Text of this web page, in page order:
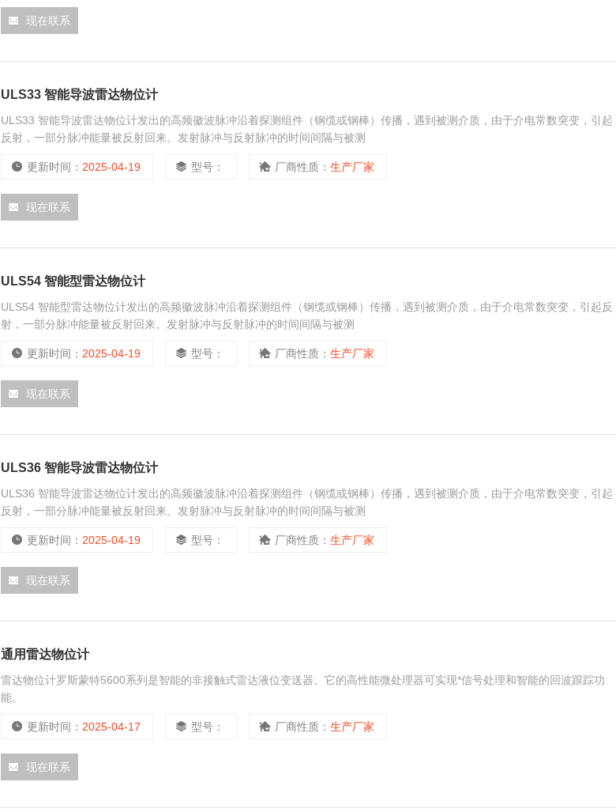
现在联系
ULS33 智能导波雷达物位计
ULS33 智能导波雷达物位计发出的高频徽波脉冲沿着探测组件（钢缆或钢棒）传播，遇到被测介质，由于介电常数突变，引起
反射，一部分脉冲能量被反射回来。发射脉冲与反射脉冲的时间间隔与被测
更新时间： 2025-04-19 型号： 厂商性质： 生产厂家
现在联系
ULS54 智能型雷达物位计
ULS54 智能型雷达物位计发出的高频徽波脉冲沿着探测组件（钢缆或钢棒）传播，遇到被测介质，由于介电常数突变，引起反
射，一部分脉冲能量被反射回来。发射脉冲与反射脉冲的时间间隔与被测
更新时间： 2025-04-19 型号： 厂商性质： 生产厂家
现在联系
ULS36 智能导波雷达物位计
ULS36 智能导波雷达物位计发出的高频徽波脉冲沿着探测组件（钢缆或钢棒）传播，遇到被测介质，由于介电常数突变，引起
反射，一部分脉冲能量被反射回来。发射脉冲与反射脉冲的时间间隔与被测
更新时间： 2025-04-19 型号： 厂商性质： 生产厂家
现在联系
通用雷达物位计
雷达物位计罗斯蒙特5600系列是智能的非接触式雷达液位变送器。它的高性能微处理器可实现*信号处理和智能的回波跟踪功
能。
更新时间： 2025-04-17 型号： 厂商性质： 生产厂家
现在联系